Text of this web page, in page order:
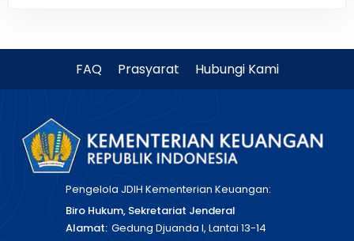
FAQ Prasyarat Hubungi Kami
Pengelola JDIH Kementerian Keuangan:
Biro Hukum, Sekretariat Jenderal
Alamat: Gedung Djuanda I, Lantai 13-14